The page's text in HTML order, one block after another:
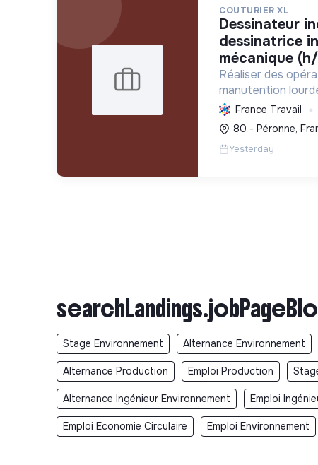
COUTURIER XL
dessinateur industriel /
dessinatrice
mécanique
Réaliser des
manutention
d'éoliennes à
contribuant au
à la remise en
transition éc...
France Travail
80 - Péronne,
Yesterday
Stage Environnement Alternance Environnement
Alternance Production Emploi Production
Alternance Ingénieur Environnement Emploi
Emploi Economie Circulaire Emploi Environnement